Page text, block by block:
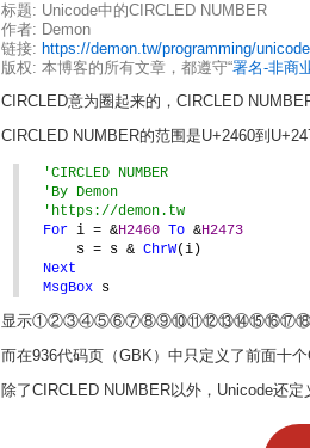
标题: Unicode中的CIRCLED NUMBER
作者: Demon
链接: https://demon.tw/programming/
版权: 本博客的所有文章，都遵守“署名-非商
CIRCLED意为圈起来的，CIRCLED
CIRCLED NUMBER的范围是U+2460到
'CIRCLED NUMBER
'By Demon
'https://demon.tw
For i = &H2460 To &H2473
s = s & ChrW(i)
Next
MsgBox s
显示
而在936代码页（GBK）中只定义了前面十
除了CIRCLED NUMBER以外，Unicode还